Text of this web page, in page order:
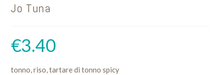
Jo Tuna
€3.40
tonno, riso, tartare di tonno spicy